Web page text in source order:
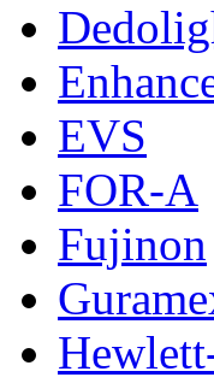
EVS
FOR-A
Fujinon